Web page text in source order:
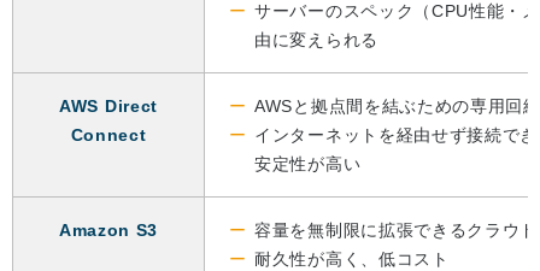
サーバーのスペック（CPU性能・
由に変えられる
AWS Direct
Connect
AWSと拠点間を結ぶための専用回線
インターネットを経由せず接続で
安定性が高い
Amazon S3
容量を無制限に拡張できるクラウ
耐久性が高く、低コスト